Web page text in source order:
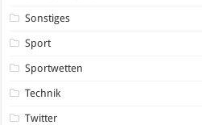
Sonstiges
Sport
Sportwetten
Technik
Twitter